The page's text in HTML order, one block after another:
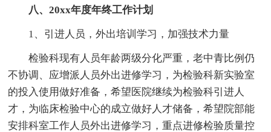
八、20xx年度年终工作计划
1、引进人员，外出培训学习，加强技术力量
检验科现有人员年龄两级分化严重，老中青比例仍
不协调、应增派人员外出进修学习，为检验科新实验室
的投入使用做好准备，希望医院继续为检验科引进人
才，为临床检验中心的成立做好人才储备，希望院部能
安排科室工作人员外出进修学习，重点进修检验质量控